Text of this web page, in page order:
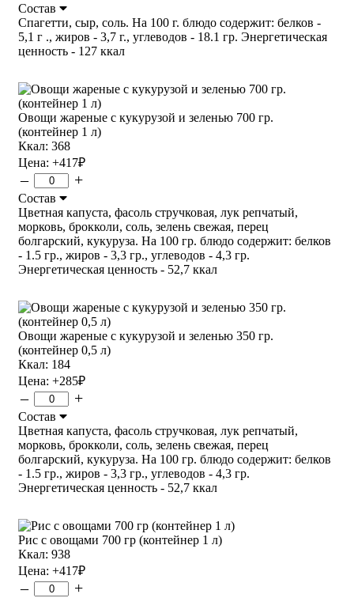
Состав
Спагетти, сыр, соль. На 100 г. блюдо содержит: белков -
5,1 г ., жиров - 3,7 г., углеводов - 18.1 гр. Энергетическая
ценность - 127 ккал
Овощи жареные с кукурузой и зеленью 700 гр.
(контейнер 1 л)
Ккал: 368
Цена: +417₽
– +
Состав
Цветная капуста, фасоль стручковая, лук репчатый,
морковь, брокколи, соль, зелень свежая, перец
болгарский, кукуруза. На 100 гр. блюдо содержит: белков
- 1.5 гр., жиров - 3,3 гр., углеводов - 4,3 гр.
Энергетическая ценность - 52,7 ккал
Овощи жареные с кукурузой и зеленью 350 гр.
(контейнер 0,5 л)
Ккал: 184
Цена: +285₽
– +
Состав
Цветная капуста, фасоль стручковая, лук репчатый,
морковь, брокколи, соль, зелень свежая, перец
болгарский, кукуруза. На 100 гр. блюдо содержит: белков
- 1.5 гр., жиров - 3,3 гр., углеводов - 4,3 гр.
Энергетическая ценность - 52,7 ккал
Рис с овощами 700 гр (контейнер 1 л)
Ккал: 938
Цена: +417₽
– +